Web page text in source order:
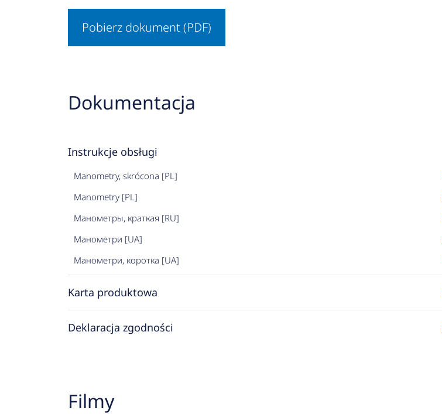
Pobierz dokument (PDF)
Dokumentacja
Instrukcje obsługi
Manometry, skrócona [PL]
Manometry [PL]
Манометры, краткая [RU]
Манометри [UA]
Манометри, коротка [UA]
Karta produktowa
Deklaracja zgodności
Filmy